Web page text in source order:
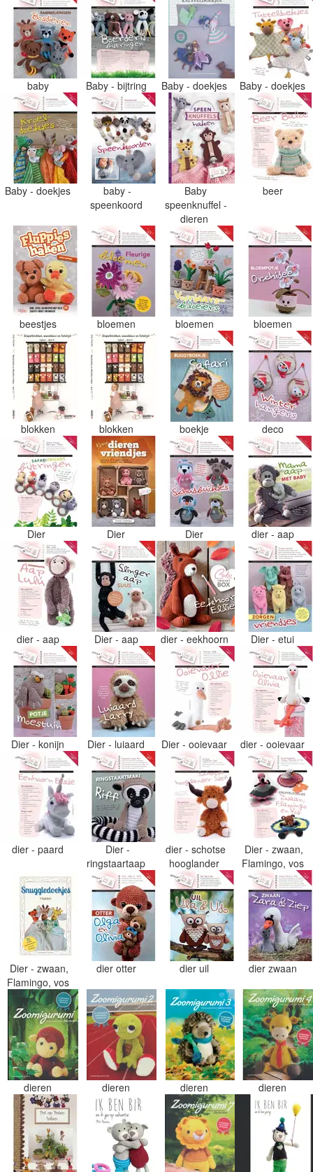
baby Baby - bijtring Baby - doekjes Baby - doekjes
Baby - doekjes
baby -
speenkoord
Baby
speenknuffel -
dieren
beer
beestjes bloemen bloemen bloemen
blokken blokken boekje deco
Dier Dier Dier dier - aap
dier - aap Dier - aap dier - eekhoorn Dier - etui
Dier - konijn Dier - luiaard Dier - ooievaar dier - ooievaar
dier - paard
Dier -
ringstaartaap
dier - schotse
hooglander
Dier - zwaan,
Flamingo, vos
Dier - zwaan,
Flamingo, vos
dier otter dier uil dier zwaan
dieren dieren dieren dieren